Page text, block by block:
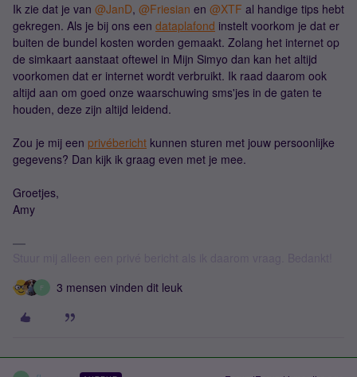
Ik zie dat je van ​ @JanD, ​ @Friesian en ​ @XTF al handige tips hebt
gekregen. Als je bij ons een dataplafond instelt voorkom je dat er
buiten de bundel kosten worden gemaakt. Zolang het internet op
de simkaart aanstaat oftewel in Mijn Simyo dan kan het altijd
voorkomen dat er internet wordt verbruikt. Ik raad daarom ook
altijd aan om goed onze waarschuwing sms'jes in de gaten te
houden, deze zijn altijd leidend.
Zou je mij een privébericht kunnen sturen met jouw persoonlijke
gegevens? Dan kijk ik graag even met je mee.
Groetjes,
Amy
F 3 mensen vinden dit leuk